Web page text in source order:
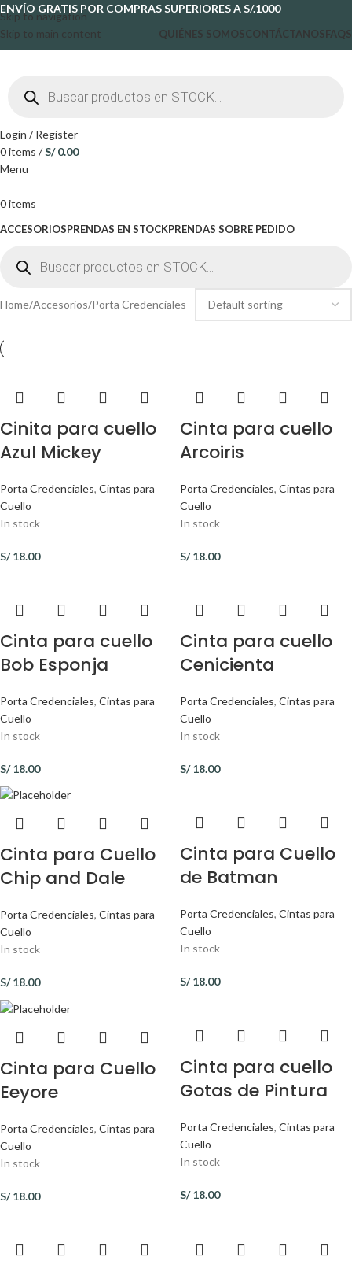
Skip to navigation
Skip to main content
ENVÍO GRATIS POR COMPRAS SUPERIORES A S/.1000
QUIÉNES SOMOSCONTÁCTANOSFAQS
Login / Register
0items /S/0.00
Menu
0items
ACCESORIOSPRENDAS EN STOCKPRENDAS SOBRE PEDIDO
Home Accesorios Porta Credenciales
Cinita para cuello
Azul Mickey
Porta Credenciales, Cintas para
Cuello
In stock
S/18.00
Cinta para cuello
Arcoiris
Porta Credenciales, Cintas para
Cuello
In stock
S/18.00
Cinta para cuello
Bob Esponja
Porta Credenciales, Cintas para
Cuello
In stock
S/18.00
Cinta para cuello
Cenicienta
Porta Credenciales, Cintas para
Cuello
In stock
S/18.00
Cinta para Cuello
Chip and Dale
Porta Credenciales, Cintas para
Cuello
In stock
S/18.00
Cinta para Cuello
de Batman
Porta Credenciales, Cintas para
Cuello
In stock
S/18.00
Cinta para Cuello
Eeyore
Porta Credenciales, Cintas para
Cuello
In stock
S/18.00
Cinta para cuello
Gotas de Pintura
Porta Credenciales, Cintas para
Cuello
In stock
S/18.00